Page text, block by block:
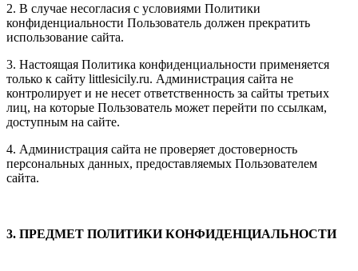
2. В случае несогласия с условиями Политики
конфиденциальности Пользователь должен прекратить
использование сайта.
3. Настоящая Политика конфиденциальности применяется
только к сайту littlesicily.ru. Администрация сайта не
контролирует и не несет ответственность за сайты третьих
лиц, на которые Пользователь может перейти по ссылкам,
доступным на сайте.
4. Администрация сайта не проверяет достоверность
персональных данных, предоставляемых Пользователем
сайта.
3. ПРЕДМЕТ ПОЛИТИКИ КОНФИДЕНЦИАЛЬНОСТИ